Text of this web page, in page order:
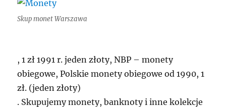
Skup monet Warszawa
, 1 zł 1991 r. jeden złoty, NBP – monety
obiegowe, Polskie monety obiegowe od 1990, 1
zł. (jeden złoty)
. Skupujemy monety, banknoty i inne kolekcje